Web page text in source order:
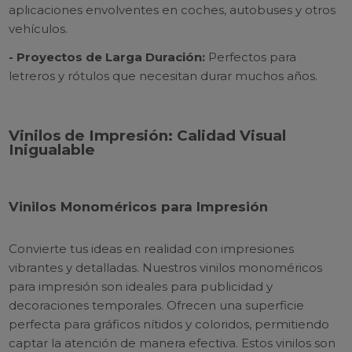
aplicaciones envolventes en coches, autobuses y otros
vehículos.
- Proyectos de Larga Duración: Perfectos para
letreros y rótulos que necesitan durar muchos años.
Vinilos de Impresión: Calidad Visual
Inigualable
Vinilos Monoméricos para Impresión
Convierte tus ideas en realidad con impresiones
vibrantes y detalladas. Nuestros vinilos monoméricos
para impresión son ideales para publicidad y
decoraciones temporales. Ofrecen una superficie
perfecta para gráficos nítidos y coloridos, permitiendo
captar la atención de manera efectiva. Estos vinilos son